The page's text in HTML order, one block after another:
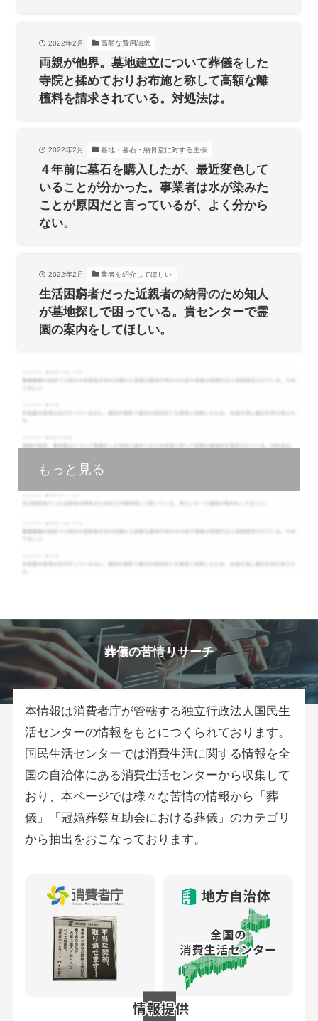
2022年2月 高額な費用請求
両親が他界。墓地建立について葬儀をした
寺院と揉めておりお布施と称して高額な離
檀料を請求されている。対処法は。
2022年2月 墓地・墓石・納骨堂に対する主張
４年前に墓石を購入したが、最近変色して
いることが分かった。事業者は水が染みた
ことが原因だと言っているが、よく分から
ない。
2022年2月 業者を紹介してほしい
生活困窮者だった近親者の納骨のため知人
が墓地探しで困っている。貴センターで霊
園の案内をしてほしい。
もっと見る
葬儀の苦情リサーチ
本情報は消費者庁が管轄する独立行政法人国民生
活センターの情報をもとにつくられております。
国民生活センターでは消費生活に関する情報を全
国の自治体にある消費生活センターから収集して
おり、本ページでは様々な苦情の情報から「葬
儀」「冠婚葬祭互助会における葬儀」のカテゴリ
から抽出をおこなっております。